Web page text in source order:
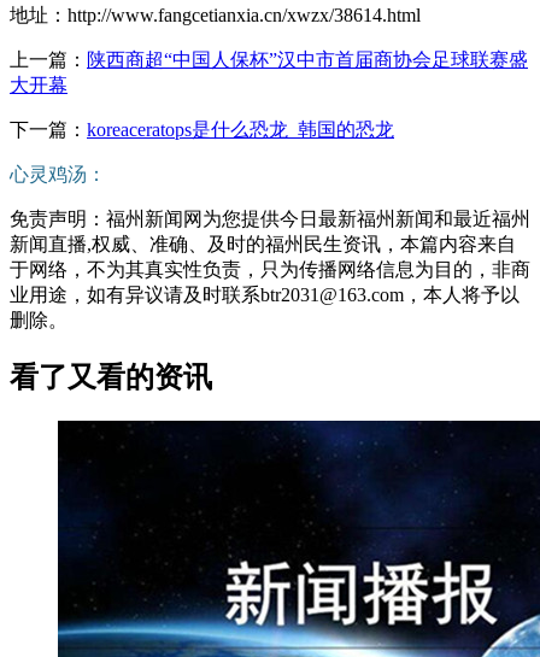
地址：http://www.fangcetianxia.cn/xwzx/38614.html
上一篇： 陕西商超“中国人保杯”汉中市首届商协会足球联赛盛
大开幕
下一篇： koreaceratops是什么恐龙_韩国的恐龙
心灵鸡汤：
免责声明：福州新闻网为您提供今日最新福州新闻和最近福州
新闻直播,权威、准确、及时的福州民生资讯，本篇内容来自
于网络，不为其真实性负责，只为传播网络信息为目的，非商
业用途，如有异议请及时联系btr2031@163.com，本人将予以
删除。
看了又看的资讯